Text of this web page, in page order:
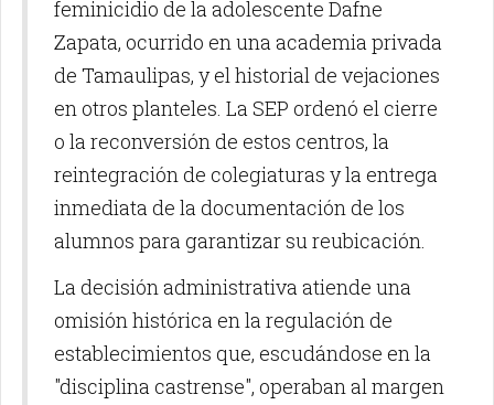
feminicidio de la adolescente Dafne
Zapata, ocurrido en una academia privada
de Tamaulipas, y el historial de vejaciones
en otros planteles. La SEP ordenó el cierre
o la reconversión de estos centros, la
reintegración de colegiaturas y la entrega
inmediata de la documentación de los
alumnos para garantizar su reubicación.
La decisión administrativa atiende una
omisión histórica en la regulación de
establecimientos que, escudándose en la
"disciplina castrense", operaban al margen